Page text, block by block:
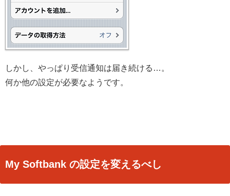
しかし、やっぱり受信通知は届き続ける…。
何か他の設定が必要なようです。
My Softbank の設定を変えるべし